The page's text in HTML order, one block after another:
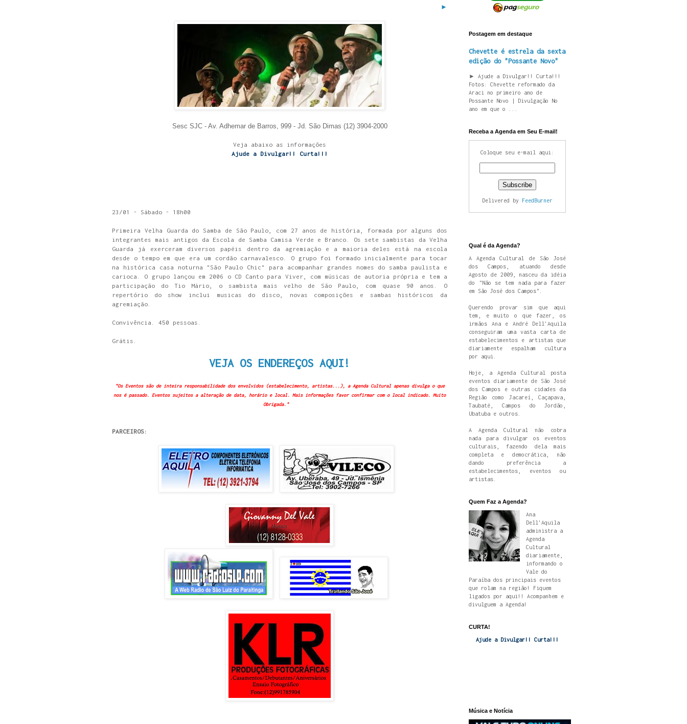
►
Sesc SJC - Av. Adhemar de Barros, 999 - Jd. São Dimas (12) 3904-2000
Veja abaixo as informações
Ajude a Divulgar!! Curta!!!
23/01 - Sábado - 18h00
Primeira Velha Guarda do Samba de São Paulo, com 27 anos de história, formada por alguns dos
integrantes mais antigos da Escola de Samba Camisa Verde e Branco. Os sete sambistas da Velha
Guarda já exerceram diversos papéis dentro da agremiação e a maioria deles está na escola
desde o tempo em que era um cordão carnavalesco. O grupo foi formado inicialmente para tocar
na histórica casa noturna "São Paulo Chic" para acompanhar grandes nomes do samba paulista e
carioca. O grupo lançou em 2006 o CD Canto para Viver, com músicas de autoria própria e tem a
participação do Tio Mário, o sambista mais velho de São Paulo, com quase 90 anos. O
repertório do show inclui musicas do disco, novas composições e sambas históricos da
agremiação.
Convivência. 450 pessoas.
Grátis.
VEJA OS ENDEREÇOS AQUI!
"Os Eventos são de inteira responsabilidade dos envolvidos (estabelecimento, artistas...), a Agenda Cultural apenas divulga o que
nos é passado. Eventos sujeitos a alteração de data, horário e local. Mais informações favor confirmar com o local indicado. Muito
Obrigada."
PARCEIROS:
Postagem em destaque
Chevette é estrela da sexta
edição do "Possante Novo"
► Ajude a Divulgar!! Curta!!!
Fotos: Chevette reformado da
Araci no primeiro ano de
Possante Novo | Divulgação No
ano em que o ...
Receba a Agenda em Seu E-mail!
Coloque seu e-mail aqui:
Delivered by FeedBurner
Qual é da Agenda?
A Agenda Cultural de São José
dos Campos, atuando desde
Agosto de 2009, nasceu da idéia
do "Não se tem nada para fazer
em São José dos Campos".
Querendo provar sim que aqui
tem, e muito o que fazer, os
irmãos Ana e André Dell'Aquila
conseguiram uma vasta carta de
estabelecimentos e artistas que
diariamente espalham cultura
por aqui.
Hoje, a Agenda Cultural posta
eventos diariamente de São José
dos Campos e outras cidades da
Região como Jacareí, Caçapava,
Taubaté, Campos do Jordão,
Ubatuba e outros.
A Agenda Cultural não cobra
nada para divulgar os eventos
culturais, fazendo dela mais
completa e democrática, não
dando preferência a
estabelecimentos, eventos ou
artistas.
Quem Faz a Agenda?
Ana
Dell'Aquila
administra a
Agenda
Cultural
diariamente,
informando o
Vale do
Paraíba dos principais eventos
que rolam na região! Fiquem
ligados por aqui!! Acompanhem e
divulguem a Agenda!
CURTA!
Ajude a Divulgar!! Curta!!!
Música e Notícia